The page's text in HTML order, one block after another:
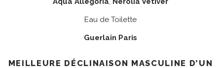
Eau de Toilette
Guerlain Paris
MEILLEURE DÉCLINAISON MASCULINE D’UN